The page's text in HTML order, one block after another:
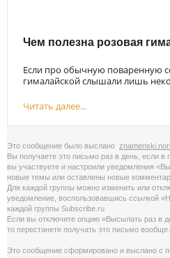
Чем полезна розовая
Если про обычную поваренную
гималайской слышали лишь
Читать далее...
Это сообщение было выслано
Вы получаете это письмо раз в день, если в
вы участвуете и настроили уведомления
новые темы или оставлены новые
Для каждой группы можно изменить или
уведомление, воспользовавшись cсылкой
каждой группы Subscribe.ru
Если вы отключите опцию «Высылать раз в
то перестанете получать это письмо вообще.
Это сообщение сформировано и выслано с